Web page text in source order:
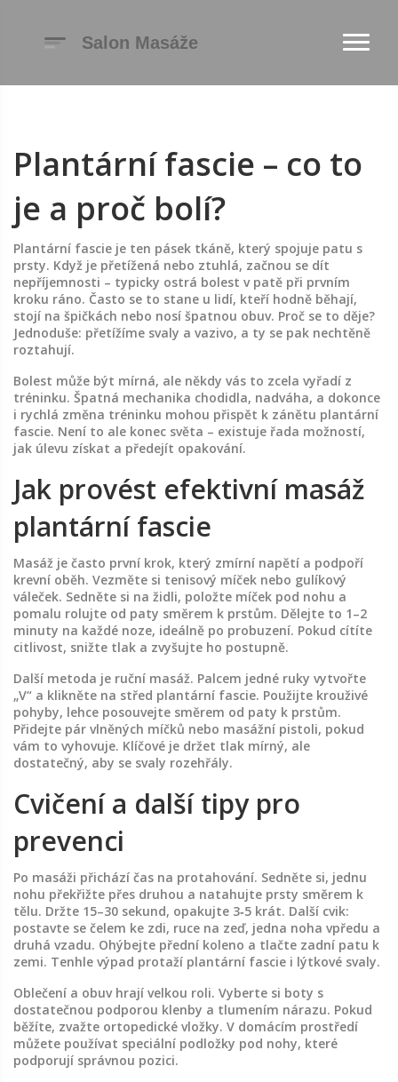
Plantární fascie – co to
je a proč bolí?
Plantární fascie je ten pásek tkáně, který spojuje patu s
prsty. Když je přetížená nebo ztuhlá, začnou se dít
nepříjemnosti – typicky ostrá bolest v patě při prvním
kroku ráno. Často se to stane u lidí, kteří hodně běhají,
stojí na špičkách nebo nosí špatnou obuv. Proč se to děje?
Jednoduše: přetížíme svaly a vazivo, a ty se pak nechtěně
roztahují.
Bolest může být mírná, ale někdy vás to zcela vyřadí z
tréninku. Špatná mechanika chodidla, nadváha, a dokonce
i rychlá změna tréninku mohou přispět k zánětu plantární
fascie. Není to ale konec světa – existuje řada možností,
jak úlevu získat a předejít opakování.
Jak provést efektivní masáž
plantární fascie
Masáž je často první krok, který zmírní napětí a podpoří
krevní oběh. Vezměte si tenisový míček nebo gulíkový
váleček. Sedněte si na židli, položte míček pod nohu a
pomalu rolujte od paty směrem k prstům. Dělejte to 1–2
minuty na každé noze, ideálně po probuzení. Pokud cítíte
citlivost, snižte tlak a zvyšujte ho postupně.
Další metoda je ruční masáž. Palcem jedné ruky vytvořte
„V“ a klikněte na střed plantární fascie. Použijte krouživé
pohyby, lehce posouvejte směrem od paty k prstům.
Přidejte pár vlněných míčků nebo masážní pistoli, pokud
vám to vyhovuje. Klíčové je držet tlak mírný, ale
dostatečný, aby se svaly rozehřály.
Cvičení a další tipy pro
prevenci
Po masáži přichází čas na protahování. Sedněte si, jednu
nohu překřižte přes druhou a natahujte prsty směrem k
tělu. Držte 15–30 sekund, opakujte 3‑5 krát. Další cvik:
postavte se čelem ke zdi, ruce na zeď, jedna noha vpředu a
druhá vzadu. Ohýbejte přední koleno a tlačte zadní patu k
zemi. Tenhle výpad protaží plantární fascie i lýtkové svaly.
Oblečení a obuv hrají velkou roli. Vyberte si boty s
dostatečnou podporou klenby a tlumením nárazu. Pokud
běžíte, zvažte ortopedické vložky. V domácím prostředí
můžete používat speciální podložky pod nohy, které
podporují správnou pozici.